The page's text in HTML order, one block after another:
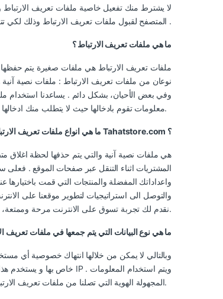
لا يشترط منك تفعيل خاصية ملفات تعريف الارتباط
المتصفح لقبول ملفات تعريف الارتباط وذلك لكي تتمكن من استخدام وظائف سلة التسوق والمتابعة بالشراء .
ما هي ملفات تعريف الارتباط ؟
ملفات تعريف الارتباط هي ملفات صغيرة يتم حفظها
نوعان من ملفات تعريف الارتباط : ملفات نصية
وفي بعض الأحيان، بشكل دائم . يساعدنا استخدام
معلومات تقوم بادخالها حيث لا يتطلب منك ادخالها مجددا عند زيارة الموقع مرة اخرى.
ما هي انواع ملفات تعريف Tahatstore.com ؟
المشتريات اثناء التنقل عبر صفحات الموقع .
واعداداتك المفضلة والمنتجات التي قمت باختيارها
والتوصل الى استراتيجيات لتطوير موقعنا على
نقدم لك تجربة تسوق على الانترنت مرحة وممتعة، سهلة و تتناسب خصيصا مع ذوقك.
ما هي نوع البيانات التي يتم جمعها في ملفات تعريف
المجهولة الهوية التي تصلنا من ملفات تعريف الارتباط لأغراض التحليل والتقييم ، مثال على ذلك معرفة الصفحات الاكثر زيارة والمنتجات الاكثر شهرة ، الخ.